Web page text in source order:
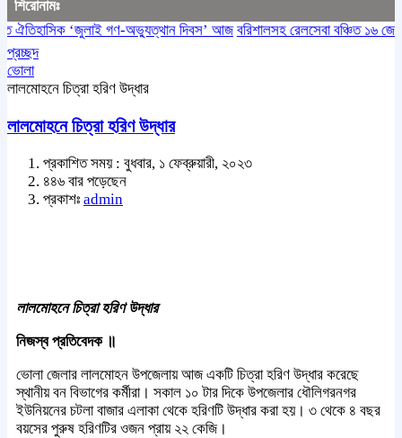
শিরোনামঃ
‌‘জুলাই গণ-অভ্যুত্থান দিবস’ আজ বরিশালসহ রেলসেবা বঞ্চিত ১৬ জেলা,
প্রচ্ছদ
ভোলা
লালমোহনে চিত্রা হরিণ উদ্ধার
লালমোহনে চিত্রা হরিণ উদ্ধার
প্রকাশিত সময় : বুধবার, ১ ফেব্রুয়ারী, ২০২৩
৪৪৬ বার পড়েছেন
প্রকাশঃ admin
লালমোহনে চিত্রা হরিণ উদ্ধার
নিজস্ব প্রতিবেদক ॥
ভোলা জেলার লালমোহন উপজেলায় আজ একটি চিত্রা হরিণ উদ্ধার করেছে
স্থানীয় বন বিভাগের কর্মীরা। সকাল ১০ টার দিকে উপজেলার ধৌলিগরনগর
ইউনিয়নের চটলা বাজার এলাকা থেকে হরিণটি উদ্ধার করা হয়। ৩ থেকে ৪ বছর
বয়সের পুরুষ হরিণটির ওজন প্রায় ২২ কেজি।